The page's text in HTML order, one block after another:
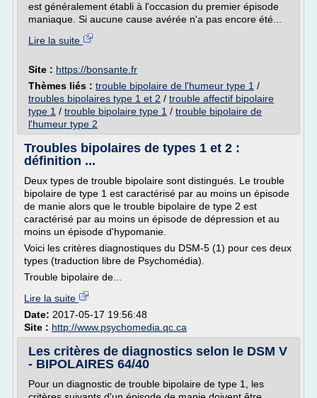
est généralement établi à l'occasion du premier épisode
maniaque. Si aucune cause avérée n'a pas encore été...
Lire la suite
Site : https://bonsante.fr
Thèmes liés : trouble bipolaire de l'humeur type 1 /
troubles bipolaires type 1 et 2 / trouble affectif bipolaire
type 1 / trouble bipolaire type 1 / trouble bipolaire de
l'humeur type 2
Troubles bipolaires de types 1 et 2 :
définition ...
Deux types de trouble bipolaire sont distingués. Le trouble
bipolaire de type 1 est caractérisé par au moins un épisode
de manie alors que le trouble bipolaire de type 2 est
caractérisé par au moins un épisode de dépression et au
moins un épisode d'hypomanie.
Voici les critères diagnostiques du DSM-5 (1) pour ces deux
types (traduction libre de Psychomédia).
Trouble bipolaire de...
Lire la suite
Date: 2017-05-17 19:56:48
Site : http://www.psychomedia.qc.ca
Les critères de diagnostics selon le DSM V
- BIPOLAIRES 64/40
Pour un diagnostic de trouble bipolaire de type 1, les